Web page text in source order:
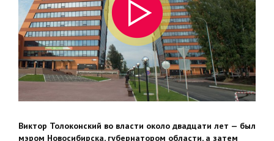
Виктор Толоконский во власти около двадцати лет — был
мэром Новосибирска, губернатором области, а затем